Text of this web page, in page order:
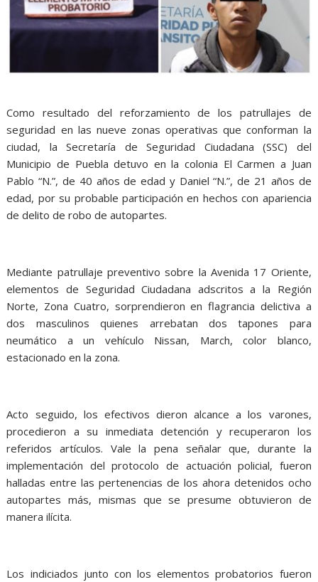
Como resultado del reforzamiento de los patrullajes de
seguridad en las nueve zonas operativas que conforman la
ciudad, la Secretaría de Seguridad Ciudadana (SSC) del
Municipio de Puebla detuvo en la colonia El Carmen a Juan
Pablo “N.”, de 40 años de edad y Daniel “N.”, de 21 años de
edad, por su probable participación en hechos con apariencia
de delito de robo de autopartes.
Mediante patrullaje preventivo sobre la Avenida 17 Oriente,
elementos de Seguridad Ciudadana adscritos a la Región
Norte, Zona Cuatro, sorprendieron en flagrancia delictiva a
dos masculinos quienes arrebatan dos tapones para
neumático a un vehículo Nissan, March, color blanco,
estacionado en la zona.
Acto seguido, los efectivos dieron alcance a los varones,
procedieron a su inmediata detención y recuperaron los
referidos artículos. Vale la pena señalar que, durante la
implementación del protocolo de actuación policial, fueron
halladas entre las pertenencias de los ahora detenidos ocho
autopartes más, mismas que se presume obtuvieron de
manera ilícita.
Los indiciados junto con los elementos probatorios fueron